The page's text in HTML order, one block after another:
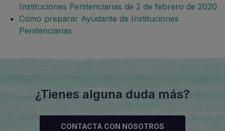
Instituciones Penitenciarias de 2 de febrero de 2020
Cómo preparar Ayudante de Instituciones
Penitenciarias
¿Tienes alguna duda más?
CONTACTA CON NOSOTROS